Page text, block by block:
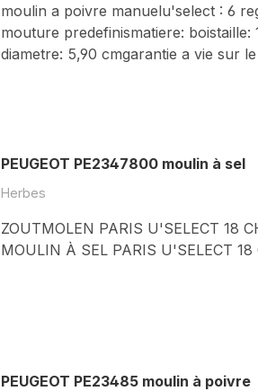
moulin a poivre manuelu'select : 6
mouture predefinismatiere: boistaille:
diametre: 5,90 cmgarantie a vie sur
PEUGEOT PE2347800 moulin à sel
Herbes
ZOUTMOLEN PARIS U'SELECT 18
MOULIN À SEL PARIS U'SELECT 18
PEUGEOT PE23485 moulin à poivre